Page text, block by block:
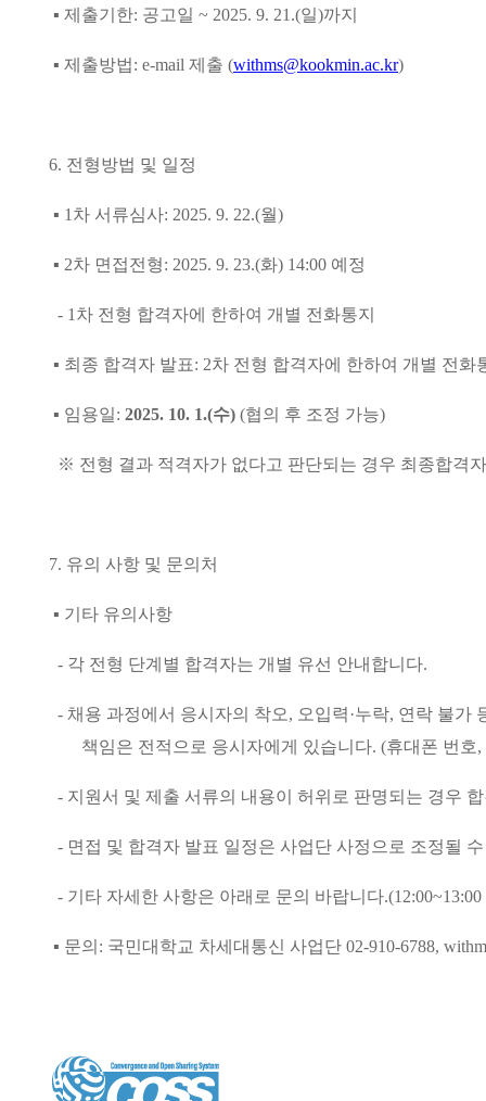
▪ 제출기한: 공고일 ~ 2025. 9. 21.(일)까지
▪ 제출방법: e-mail 제출 (withms@kookmin.ac.kr)
6. 전형방법 및 일정
▪ 1 차 서류심사: 2025. 9. 22.(월)
▪ 2차 면접전형: 2025. 9. 23.(화) 14:00 예정
- 1 차 전형 합격자에 한하여 개별 전화통지
▪ 최종 합격자 발표: 2차 전형 합격자에 한하여 개별 전화
▪ 임용일: 2025. 10. 1.(수) (협의 후 조정 가능)
※ 전형 결과 적격자가 없다고 판단되는 경우 최종합격
7. 유의 사항 및 문의처
▪ 기타 유의사항
- 각 전형 단계별 합격자는 개별 유선 안내합니다.
- 채용 과정에서 응시자의 착오, 오입력 ·누락, 연락 불가
책임은 전적으로 응시자에게 있습니다. (휴대폰 번호,
- 지원서 및 제출 서류의 내용이 허위로 판명되는 경우
- 면접 및 합격자 발표 일정은 사업단 사정으로 조정될
- 기타 자세한 사항은 아래로 문의 바랍니다.(12:00~13:00
▪ 문의 : 국민대학교 차세대통신 사업단 02-910-6788,